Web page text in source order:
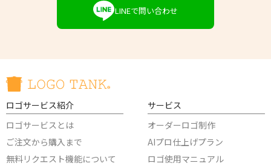
LINEで問い合わせ
ロゴサービス紹介
ロゴサービスとは
ご注文から購入まで
無料リクエスト機能について
サービス
オーダーロゴ制作
AIプロ仕上げプラン
ロゴ使用マニュアル